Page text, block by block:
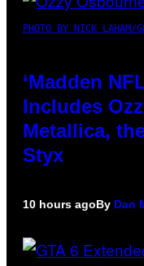
PHOTO BY NICK LAHAM/
‘Madden
Includes
Metallica,
Styx
10 hours agoBy Dan